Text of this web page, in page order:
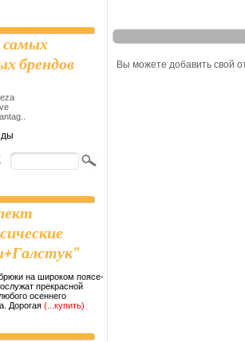
брендов
на широком поясе-
прекрасной
осеннего
Дорогая (...купить)
Вы можете добавить свой